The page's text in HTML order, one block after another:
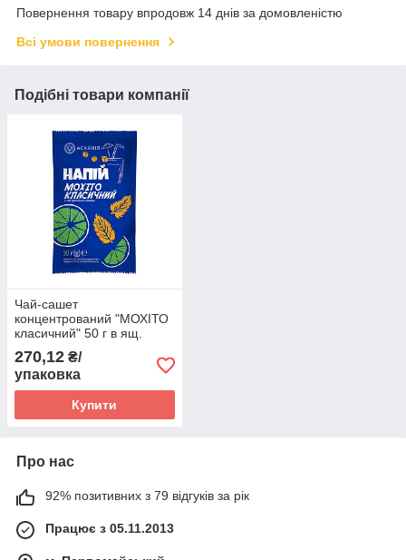
Повернення товару впродовж 14 днів за домовленістю
Всі умови повернення
Подібні товари компанії
Чай-сашет
концентрований "МОХІТО
класичний" 50 г в ящ.
(12шт/яш)
270,12 ₴/
упаковка
Купити
Про нас
92% позитивних з 79 відгуків за рік
Працює з 05.11.2013